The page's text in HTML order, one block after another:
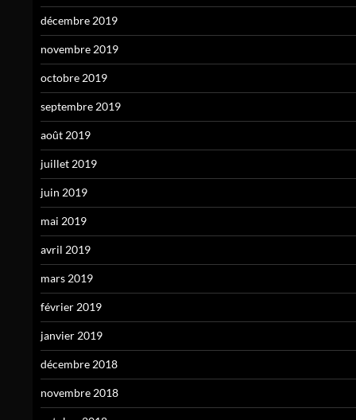
décembre 2019
novembre 2019
octobre 2019
septembre 2019
août 2019
juillet 2019
juin 2019
mai 2019
avril 2019
mars 2019
février 2019
janvier 2019
décembre 2018
novembre 2018